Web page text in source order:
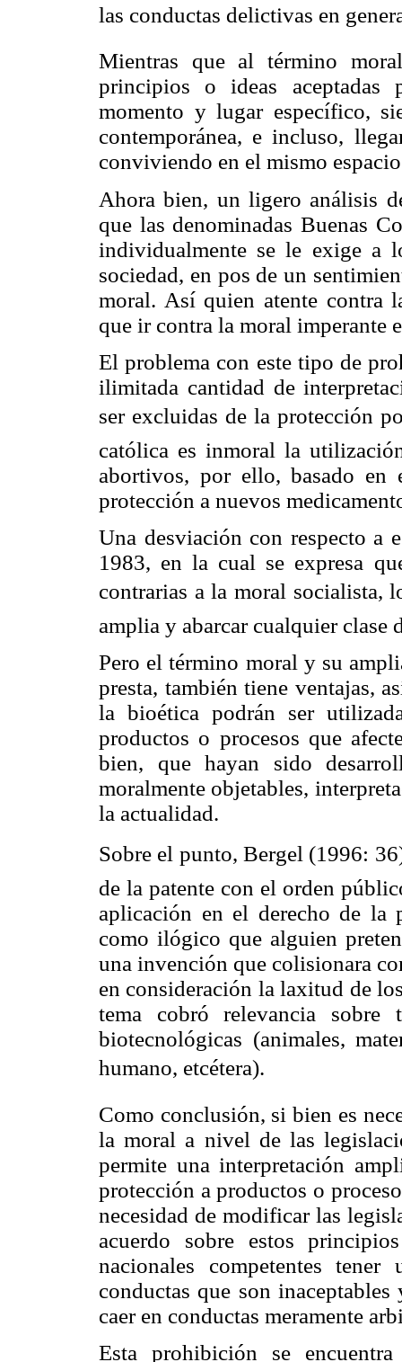
las conductas delictivas en
Mientras que al término
principios o ideas aceptadas
momento y lugar específico,
contemporánea, e incluso,
conviviendo en el mismo
Ahora bien, un ligero análisis
que las denominadas Buenas
individualmente se le exige a
sociedad, en pos de un
moral. Así quien atente contra
que ir contra la moral imperante
El problema con este tipo de
ilimitada cantidad de
ser excluidas de la protección
católica es inmoral la
abortivos, por ello, basado en
protección a nuevos
Una desviación con respecto a
1983, en la cual se expresa
contrarias a la moral
amplia y abarcar cualquier clase
Pero el término moral y su
presta, también tiene ventajas,
la bioética podrán ser
productos o procesos que
bien, que hayan sido
moralmente objetables,
la actualidad.
Sobre el punto, Bergel (1996:
de la patente con el orden
aplicación en el derecho de la
como ilógico que alguien
una invención que colisionara
en consideración la laxitud de
tema cobró relevancia
biotecnológicas (animales,
humano, etcétera).
Como conclusión, si bien es
la moral a nivel de las
permite una interpretación
protección a productos o
necesidad de modificar las
acuerdo sobre estos
nacionales competentes
conductas que son
caer en conductas meramente
Esta prohibición se